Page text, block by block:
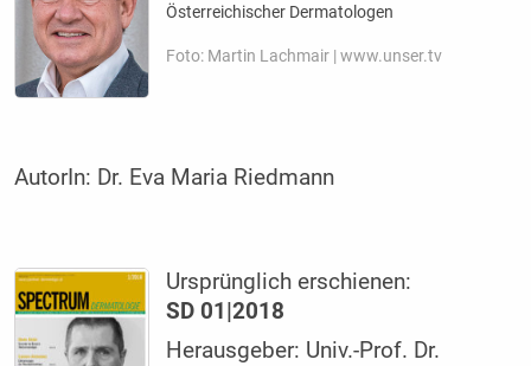
Österreichischer Dermatologen
Foto: Martin Lachmair | www.unser.tv
AutorIn: Dr. Eva Maria Riedmann
Ursprünglich erschienen:
SD 01|2018
Herausgeber: Univ.-Prof. Dr.